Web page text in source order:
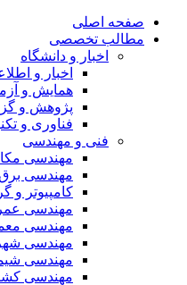
صفحه اصلی
مطالب تخصصی
اخبار و دانشگاه
اخبار و اطلاعیه
همایش و آزمون
پژوهش و گزارش
فناوری و
فنی و مهندسی
مهندسی مکانیک
مهندسی برق
کامپیوتر و گرافیک
مهندسی عمران
مهندسی معماری
مهندسی
مهندسی شیمی
مهندسی